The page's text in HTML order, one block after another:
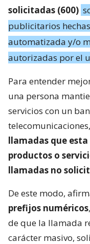
solicitadas (600)
publicitarios
automatizada y/o
autorizadas por el
Para entender
una persona
servicios con un
telecomunicaciones,
llamadas que
productos o
llamadas no
De este modo,
prefijos numéricos
de que la llamada
carácter masivo,